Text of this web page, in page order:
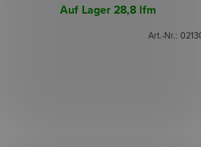
Auf Lager28,8 lfm
Art.-Nr.: